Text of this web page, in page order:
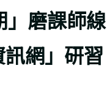
磨課師線
網」研習